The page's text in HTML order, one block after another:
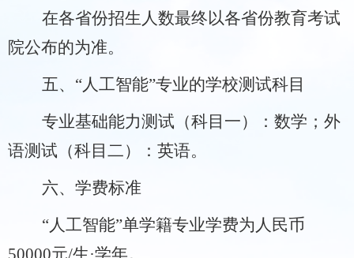
在各省份招生人数最终以各省份教育考试
院公布的为准。
五、 “人工智能”专业的学校测试科目
专业基础能力测试（科目一）：数学；外
语测试（科目二）：英语。
六、 学费标准
“人工智能”单学籍专业学费为人民币